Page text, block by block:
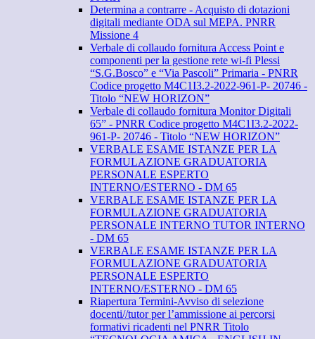
Determina a contrarre - Acquisto di dotazioni
digitali mediante ODA sul MEPA. PNRR
Missione 4
Verbale di collaudo fornitura Access Point e
componenti per la gestione rete wi-fi Plessi
“S.G.Bosco” e “Via Pascoli” Primaria - PNRR
Codice progetto M4C1I3.2-2022-961-P- 20746 -
Titolo “NEW HORIZON”
Verbale di collaudo fornitura Monitor Digitali
65” - PNRR Codice progetto M4C1I3.2-2022-
961-P- 20746 - Titolo “NEW HORIZON”
VERBALE ESAME ISTANZE PER LA
FORMULAZIONE GRADUATORIA
PERSONALE ESPERTO
INTERNO/ESTERNO - DM 65
VERBALE ESAME ISTANZE PER LA
FORMULAZIONE GRADUATORIA
PERSONALE INTERNO TUTOR INTERNO
- DM 65
VERBALE ESAME ISTANZE PER LA
FORMULAZIONE GRADUATORIA
PERSONALE ESPERTO
INTERNO/ESTERNO - DM 65
Riapertura Termini-Avviso di selezione
docenti//tutor per l’ammissione ai percorsi
formativi ricadenti nel PNRR Titolo